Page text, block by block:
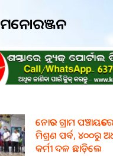
ମନୋରଞ୍ଜନ
ନୋତର ଗ୍ରାମ
ମିଶ୍ରଣ ପର୍ବ, ୪୦୦ରୁ
କର୍ମୀ ଦଳ ଛାଡ଼ିଲେ